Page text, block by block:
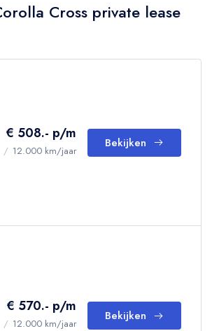
Cross private lease
€ 508.- p/m
/ 12.000 km/jaar
Bekijken
€ 570.- p/m
/ 12.000 km/jaar
Bekijken